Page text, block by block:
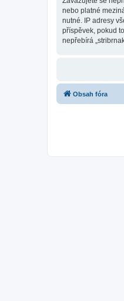
nebo platné
nutné. IP adresy
příspěvek, pokud
nepřebírá
Obsah fóra